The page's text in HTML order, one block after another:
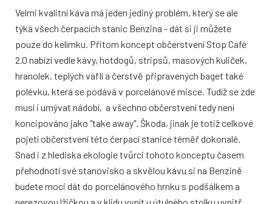
Velmi kvalitní káva má jeden jediný problém, který se ale
týká všech čerpacích stanic Benzina - dát si ji můžete
pouze do kelímku. Přitom koncept občerstvení Stop Café
2.0 nabízí vedle kávy, hotdogů, stripsů, masových kuliček,
hranolek, teplých vaflí a čerstvě připravených baget také
polévku, která se podává v porcelánové misce. Tudíž se zde
musí i umývat nádobí, a všechno občerstvení tedy není
koncipováno jako "take away". Škoda, jinak je totiž celkové
pojetí občerstvení této čerpací stanice téměř dokonalé.
Snad i z hlediska ekologie tvůrci tohoto konceptu časem
přehodnotí své stanovisko a skvělou kávu si na Benzině
budete moci dát do porcelánového hrnku s podšálkem a